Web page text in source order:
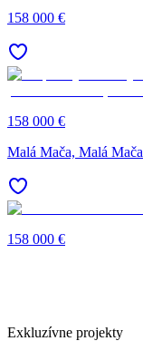
158 000 €
158 000 €
Malá Mača, Malá Mača
158 000 €
Exkluzívne projekty